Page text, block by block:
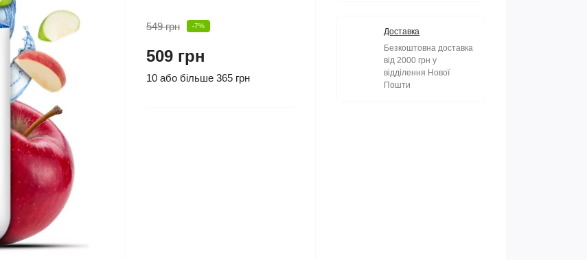
549 грн -7%
509 грн
10 або більше 365 грн
Доставка
Безкоштовна доставка
від 2000 грн у
відділення Нової
Пошти